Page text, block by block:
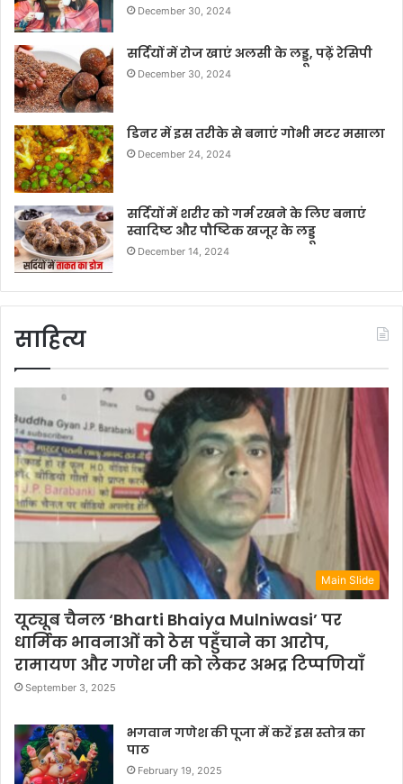
December 30, 2024
सर्दियों में रोज खाएं अलसी के लड्डू, पढ़ें रेसिपी
December 30, 2024
डिनर में इस तरीके से बनाएं गोभी मटर मसाला
December 24, 2024
सर्दियों में शरीर को गर्म रखने के लिए बनाएं
स्वादिष्ट और पौष्टिक खजूर के लड्डू
December 14, 2024
साहित्य
Main Slide
यूट्यूब चैनल ‘Bharti Bhaiya Mulniwasi’ पर
धार्मिक भावनाओं को ठेस पहुँचाने का आरोप,
रामायण और गणेश जी को लेकर अभद्र टिप्पणियाँ
September 3, 2025
भगवान गणेश की पूजा में करें इस स्तोत्र का
पाठ
February 19, 2025